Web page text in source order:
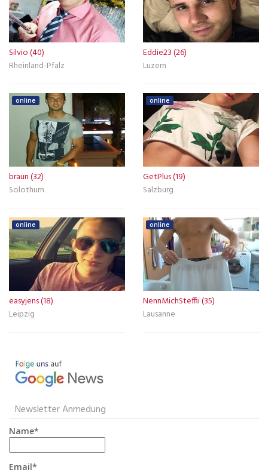
Silvio (40)
Rheinland-Pfalz
Eddie23 (26)
Luzern
online
braun (32)
Solothurn
online
GetPlus (19)
Salzburg
online
easyjens (18)
Leipzig
online
NennMichSteffii (35)
Lausanne
Newsletter Anmedung
Name*
Email*